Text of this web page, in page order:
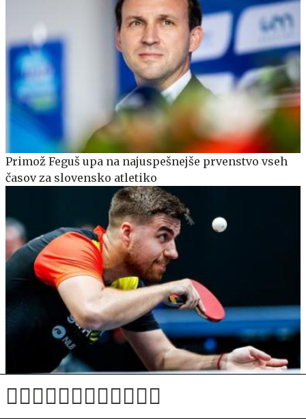
Primož Feguš upa na najuspešnejše prvenstvo vseh
časov za slovensko atletiko
Darko Jorgić v Jokohami izpadel proti Francozu